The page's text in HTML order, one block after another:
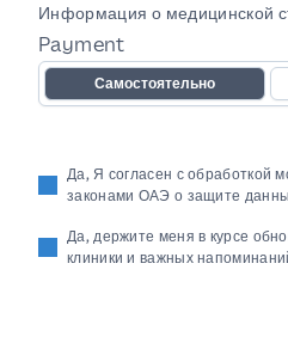
Информация о медицинской
Payment
Самостоятельно
Да, Я согласен с обработкой
законами ОАЭ о защите
Да, держите меня в курсе
клиники и важных